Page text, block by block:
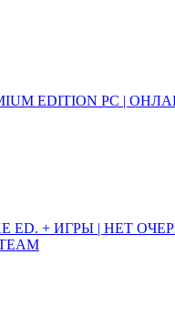
EDITION PC |
ED. + ИГРЫ | НЕТ